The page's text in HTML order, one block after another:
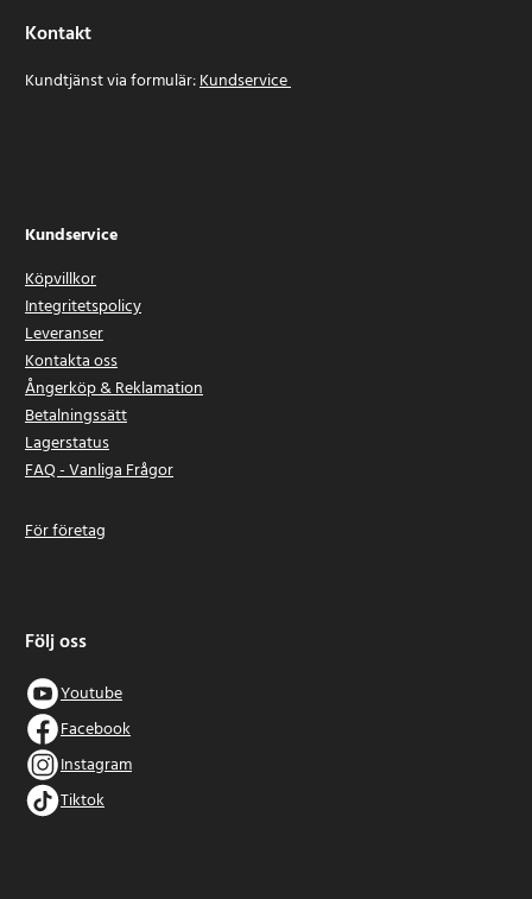
Kontakt
Kundtjänst via formulär:Kundservice
Kundservice
Köpvillkor
Integritetspolicy
Leveranser
Kontakta oss
Ångerköp & Reklamation
Betalningssätt
Lagerstatus
FAQ - Vanliga Frågor
För företag
Följ oss
Youtube
Facebook
Instagram
Tiktok